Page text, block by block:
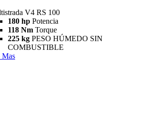
V4 RS 100
180 hp Potencia
118 Nm Torque
225 kg PESO HÚMEDO SIN
COMBUSTIBLE
Mas